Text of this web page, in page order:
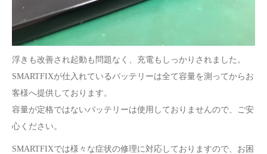
浮きも改善され起動も問題なく、充電もしっかりされました。
SMARTFIXが仕入れているバッテリーは全て容量を測ってからお
客様へ提供しております。
容量が定格ではないバッテリーは使用しておりませんので、ご安
心ください。
SMARTFIXでは様々な症状の修理に対応しておりますので、お困